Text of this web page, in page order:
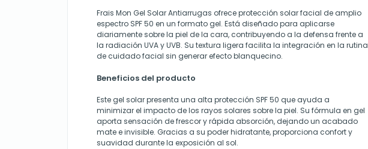
Frais Mon Gel Solar Antiarrugas ofrece protección solar facial de amplio
espectro SPF 50 en un formato gel. Está diseñado para aplicarse
diariamente sobre la piel de la cara, contribuyendo a la defensa frente a
la radiación UVA y UVB. Su textura ligera facilita la integración en la rutina
de cuidado facial sin generar efecto blanquecino.
Beneficios del producto
Este gel solar presenta una alta protección SPF 50 que ayuda a
minimizar el impacto de los rayos solares sobre la piel. Su fórmula en gel
aporta sensación de frescor y rápida absorción, dejando un acabado
mate e invisible. Gracias a su poder hidratante, proporciona confort y
suavidad durante la exposición al sol.